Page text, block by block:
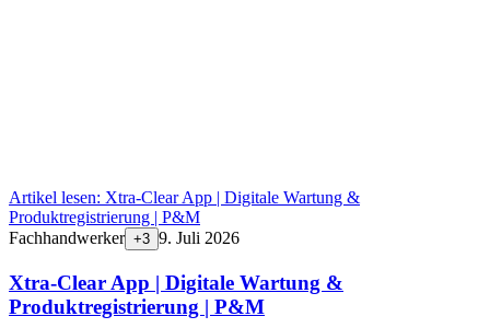
Artikel lesen: Xtra-Clear App | Digitale Wartung &
Produktregistrierung | P&M
Fachhandwerker +3 9. Juli 2026
Xtra-Clear App | Digitale Wartung &
Produktregistrierung | P&M